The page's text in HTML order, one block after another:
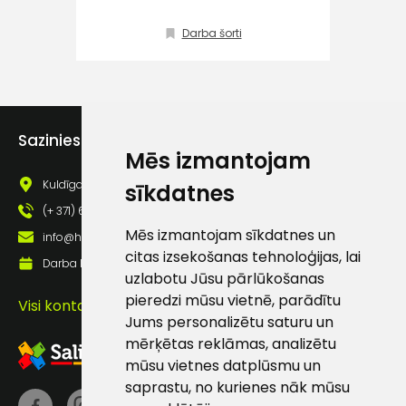
Mēs izmantojam
sīkdatnes
Mēs izmantojam sīkdatnes un
citas izsekošanas tehnoloģijas, lai
uzlabotu Jūsu pārlūkošanas
pieredzi mūsu vietnē, parādītu
Jums personalizētu saturu un
mērķētas reklāmas, analizētu
mūsu vietnes datplūsmu un
saprastu, no kurienes nāk mūsu
Darba šorti
Sazinies ar mums
Kuldīgas iela 69a, Saldus, Saldus nov., LV - 3801
(+ 371) 63 881 186
info@hards.lv
Darba laiks: Darbadienās: 8:00 - 17:00
Visi kontakti
(+371) 63 881
186